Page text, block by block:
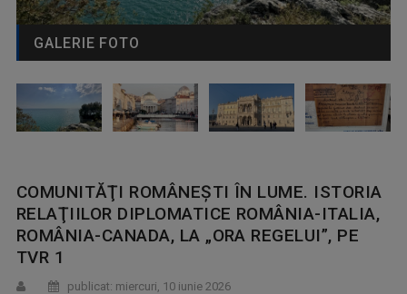
GALERIE FOTO
COMUNITĂŢI ROMÂNEŞTI ÎN LUME. ISTORIA
RELAŢIILOR DIPLOMATICE ROMÂNIA-ITALIA,
ROMÂNIA-CANADA, LA „ORA REGELUI”, PE
TVR 1
publicat: miercuri, 10 iunie 2026